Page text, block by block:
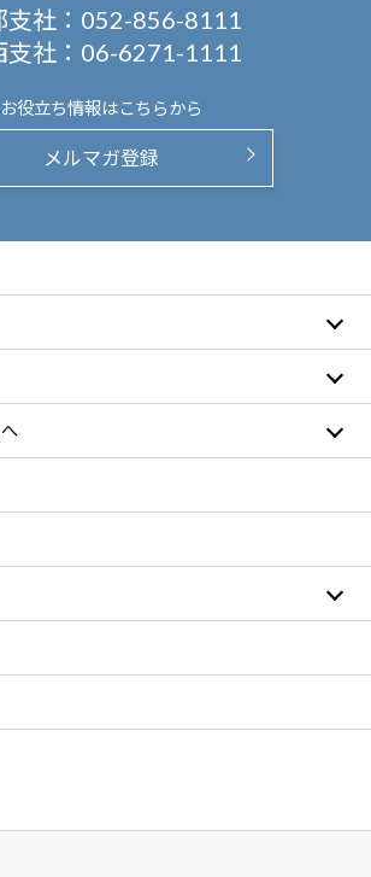
社： 052-856-8111
社： 06-6271-1111
お役立ち情報はこちらから
メルマガ登録